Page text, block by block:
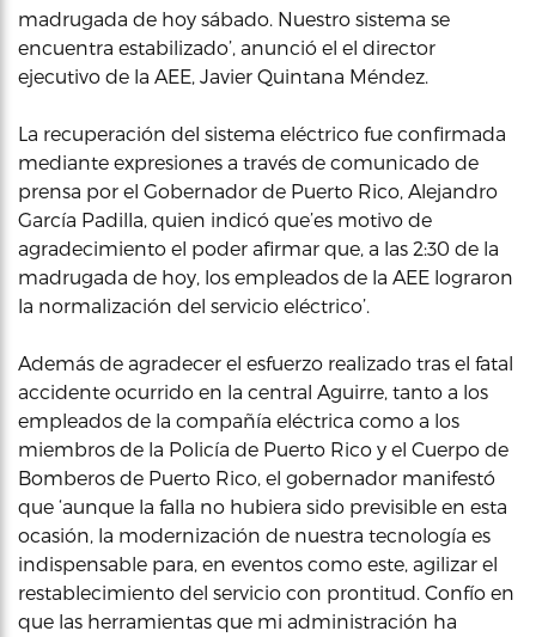
madrugada de hoy sábado. Nuestro sistema se
encuentra estabilizado’, anunció el el director
ejecutivo de la AEE, Javier Quintana Méndez.
La recuperación del sistema eléctrico fue confirmada
mediante expresiones a través de comunicado de
prensa por el Gobernador de Puerto Rico, Alejandro
García Padilla, quien indicó que’es motivo de
agradecimiento el poder afirmar que, a las 2:30 de la
madrugada de hoy, los empleados de la AEE lograron
la normalización del servicio eléctrico’.
Además de agradecer el esfuerzo realizado tras el fatal
accidente ocurrido en la central Aguirre, tanto a los
empleados de la compañía eléctrica como a los
miembros de la Policía de Puerto Rico y el Cuerpo de
Bomberos de Puerto Rico, el gobernador manifestó
que ‘aunque la falla no hubiera sido previsible en esta
ocasión, la modernización de nuestra tecnología es
indispensable para, en eventos como este, agilizar el
restablecimiento del servicio con prontitud. Confío en
que las herramientas que mi administración ha